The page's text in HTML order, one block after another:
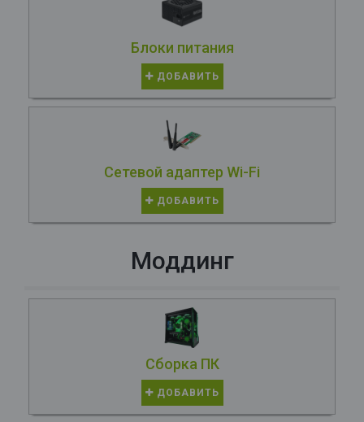
Блоки питания
ДОБАВИТЬ
Сетевой адаптер Wi-Fi
ДОБАВИТЬ
Моддинг
Сборка ПК
ДОБАВИТЬ